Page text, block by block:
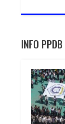
INFO PPDB